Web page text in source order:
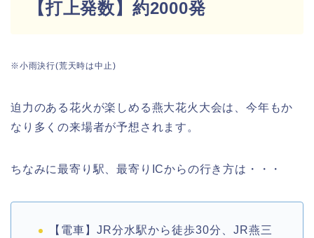
【打上発数】約2000発
※小雨決行(荒天時は中止)
迫力のある花火が楽しめる燕大花火大会は、今年もか
なり多くの来場者が予想されます。
ちなみに最寄り駅、最寄りICからの行き方は・・・
【電車】JR分水駅から徒歩30分、JR燕三